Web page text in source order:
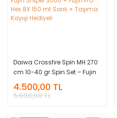
Daiwa Crossfire Spin MH 270
cm 10-40 gr Spin Set – Fujin
Sniper 3000 + Fujin Pro Hex
8X 150 mt Sarılı + Taşıma
Kayışı Hediyeli
4.500,00 TL
5.000,00 TL